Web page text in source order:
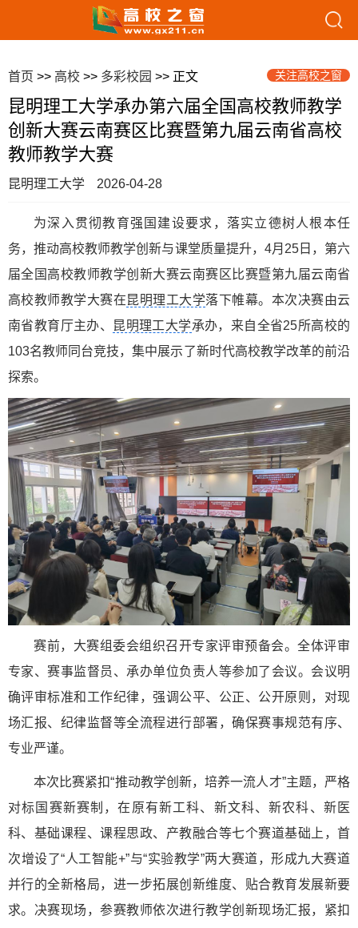
首页 >> 高校 >> 多彩校园 >> 正文 关注高校之窗
昆明理工大学承办第六届全国高校教师教学
创新大赛云南赛区比赛暨第九届云南省高校
教师教学大赛
昆明理工大学 2026-04-28
为深入贯彻教育强国建设要求，落实立德树人根本任
务，推动高校教师教学创新与课堂质量提升，4月25日，第六
届全国高校教师教学创新大赛云南赛区比赛暨第九届云南省
高校教师教学大赛在昆明理工大学落下帷幕。本次决赛由云
南省教育厅主办、
昆明理工大学承办，来自全省25所高校的
103名教师同台竞技，集中展示了新时代高校教学改革的前沿
探索。
赛前，大赛组委会组织召开专家评审预备会。全体评审
专家、赛事监督员、承办单位负责人等参加了会议。会议明
确评审标准和工作纪律，强调公平、公正、公开原则，对现
场汇报、纪律监督等全流程进行部署，确保赛事规范有序、
专业严谨。
本次比赛紧扣“推动教学创新，培养一流人才”主题，严格
对标国赛新赛制，在原有新工科、新文科、新农科、新医
科、基础课程、课程思政、产教融合等七个赛道基础上，首
次增设了“人工智能+”与“实验教学”两大赛道，形成九大赛道
并行的全新格局，进一步拓展创新维度、贴合教育发展新要
求。决赛现场，参赛教师依次进行教学创新现场汇报，紧扣